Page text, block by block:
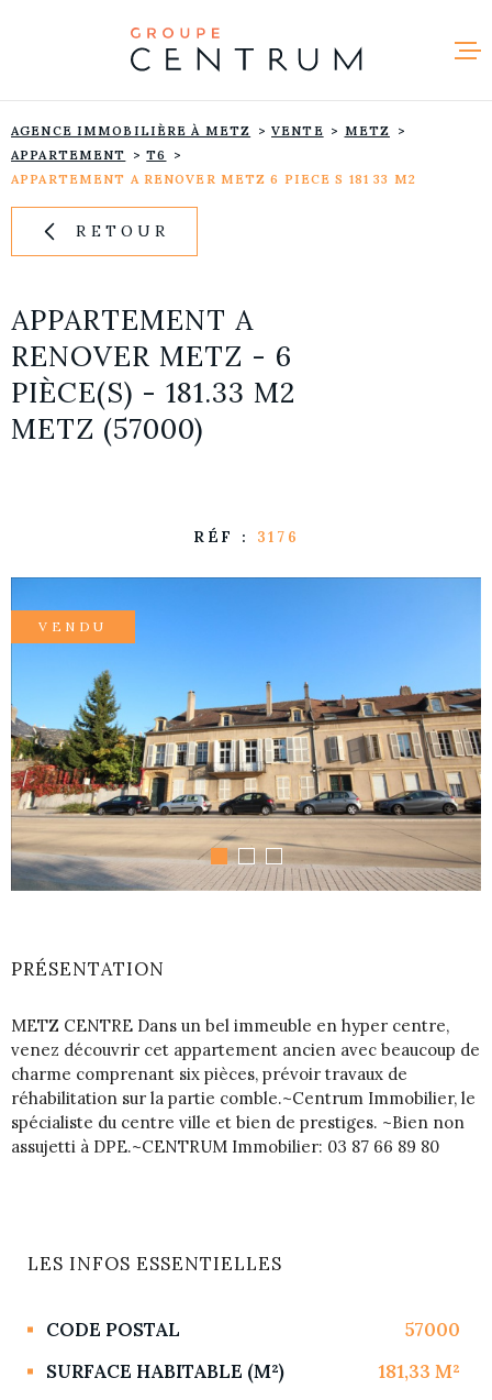
AGENCE IMMOBILIÈRE À METZ VENTE
METZ
APPARTEMENT
T6
APPARTEMENT A RENOVER METZ 6 PIECE S 181 33 M2
RETOUR
APPARTEMENT A
RENOVER METZ - 6
PIÈCE(S) - 181.33 M2
METZ (57000)
RÉF : 3176
VENDU
PRÉSENTATION
METZ CENTRE Dans un bel immeuble en hyper centre,
venez découvrir cet appartement ancien avec beaucoup de
charme comprenant six pièces, prévoir travaux de
réhabilitation sur la partie comble.~Centrum Immobilier, le
spécialiste du centre ville et bien de prestiges. ~Bien non
assujetti à DPE.~CENTRUM Immobilier: 03 87 66 89 80
LES INFOS ESSENTIELLES
Caractérisque Valeurs
CODE POSTAL
57000
SURFACE HABITABLE (M²)
181,33 M²